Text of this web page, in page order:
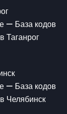
— База кодов
Таганрог
— База кодов
Челябинск